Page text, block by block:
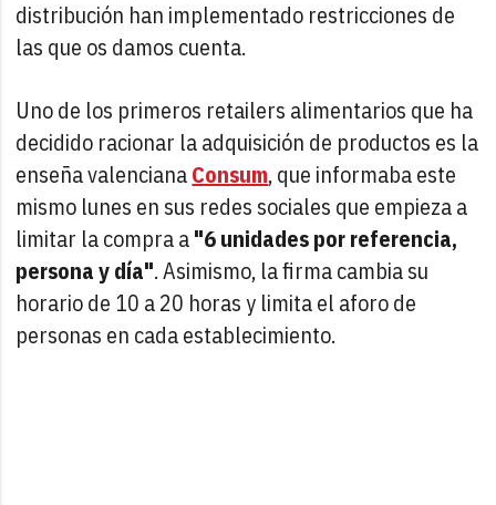
distribución han implementado restricciones de
las que os damos cuenta.
Uno de los primeros retailers alimentarios que ha
decidido racionar la adquisición de productos es la
enseña valencianaConsum, que informaba este
mismo lunes en sus redes sociales que empieza a
limitar la compra a"6 unidades por referencia,
persona y día". Asimismo, la firma cambia su
horario de 10 a 20 horas y limita el aforo de
personas en cada establecimiento.